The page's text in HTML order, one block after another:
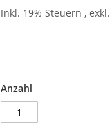
Inkl. 19% Steuern , exkl.
Anzahl